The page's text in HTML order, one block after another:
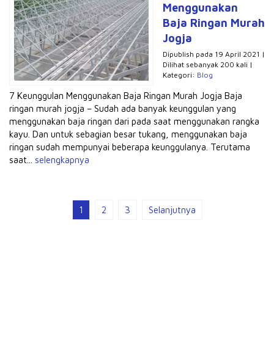
Menggunakan
Baja Ringan Murah
Jogja
Dipublish pada 19 April 2021 |
Dilihat sebanyak 200 kali |
Kategori: Blog
7 Keunggulan Menggunakan Baja Ringan Murah Jogja Baja
ringan murah jogja – Sudah ada banyak keunggulan yang
menggunakan baja ringan dari pada saat menggunakan rangka
kayu. Dan untuk sebagian besar tukang, menggunakan baja
ringan sudah mempunyai beberapa keunggulanya. Terutama
saat... selengkapnya
1 2 3 Selanjutnya